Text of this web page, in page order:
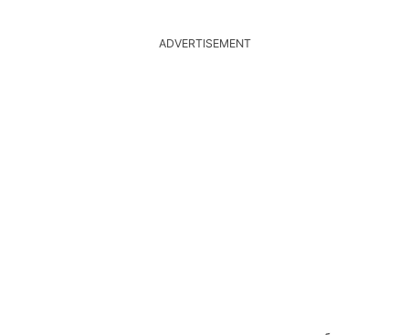
ADVERTISEMENT